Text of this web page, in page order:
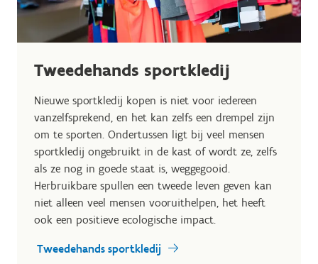
Tweedehands sportkledij
Nieuwe sportkledij kopen is niet voor iedereen
vanzelfsprekend, en het kan zelfs een drempel zijn
om te sporten. Ondertussen ligt bij veel mensen
sportkledij ongebruikt in de kast of wordt ze, zelfs
als ze nog in goede staat is, weggegooid.
Herbruikbare spullen een tweede leven geven kan
niet alleen veel mensen vooruithelpen, het heeft
ook een positieve ecologische impact.
Tweedehands sportkledij